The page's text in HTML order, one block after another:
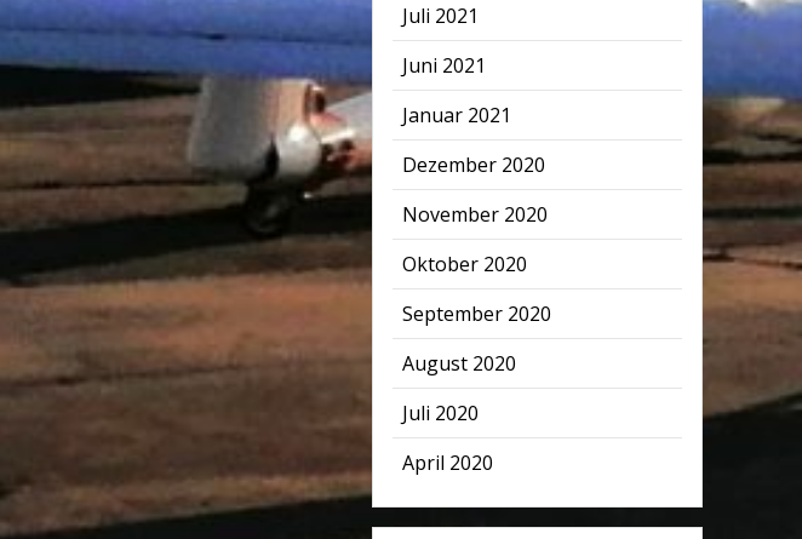
Juli 2021
Juni 2021
Januar 2021
Dezember 2020
November 2020
Oktober 2020
September 2020
August 2020
Juli 2020
April 2020